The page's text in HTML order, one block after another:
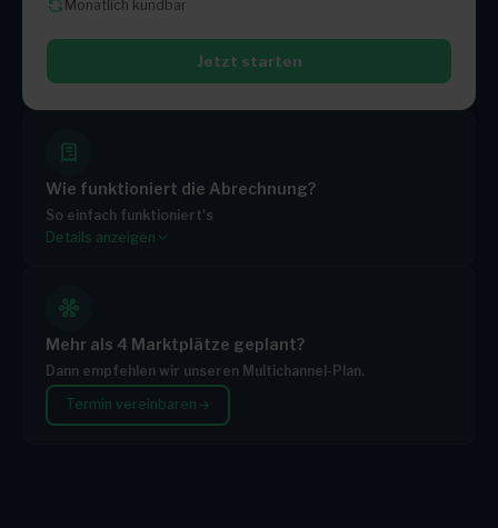
Monatlich kündbar
Jetzt starten
Wie funktioniert die Abrechnung?
So einfach funktioniert's
Details anzeigen
Jedes Paket enthält ein festes monatliches Kontingent
Brauchst du mehr? Du zahlst nur die zusätzlichen
Aufträge
Je größer dein Paket, desto günstiger der Preis pro
Zusatzauftrag
Monatlich kündbar – keine Mindestlaufzeit
Mehr als 4 Marktplätze geplant?
Dann empfehlen wir unseren Multichannel-Plan.
Termin vereinbaren